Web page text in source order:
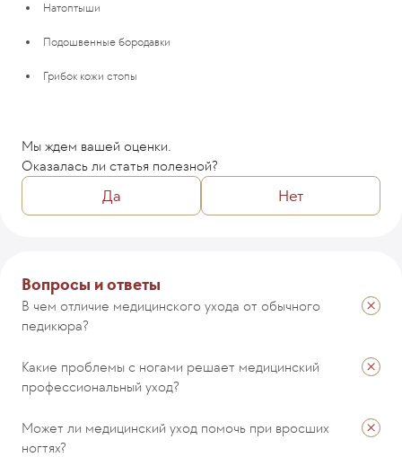
Натоптыши
Подошвенные бородавки
Грибок кожи стопы
Мы ждем вашей оценки.
Оказалась ли статья полезной?
Да Нет
Вопросы и ответы
В чем отличие медицинского ухода от обычного
педикюра?
Какие проблемы с ногами решает медицинский
профессиональный уход?
Может ли медицинский уход помочь при вросших
ногтях?